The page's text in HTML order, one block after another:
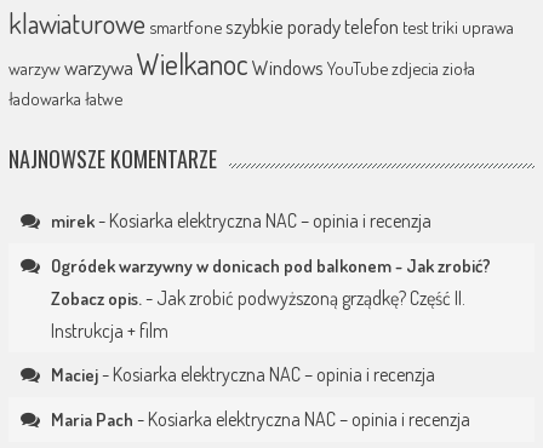
klawiaturowe smartfoneszybkie poradytelefon test triki uprawa
warzywwarzywaWielkanocWindows YouTubezdjecia zioła
ładowarka łatwe
NAJNOWSZE KOMENTARZE
mirek- Kosiarka elektryczna NAC – opinia i recenzja
Ogródek warzywny w donicach pod balkonem - Jak zrobić?
Zobacz opis. - Jak zrobić podwyższoną grządkę? Część II.
Instrukcja + film
Maciej- Kosiarka elektryczna NAC – opinia i recenzja
Maria Pach - Kosiarka elektryczna NAC – opinia i recenzja